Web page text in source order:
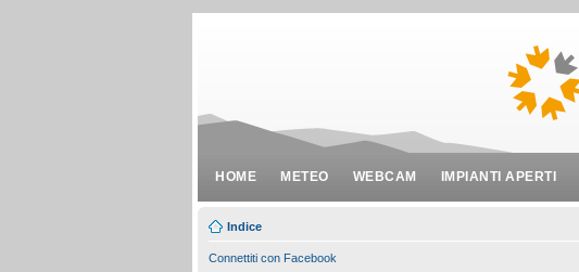
HOME METEO WEBCAM IMPIANTI APERTI
Indice
Connettiti con Facebook